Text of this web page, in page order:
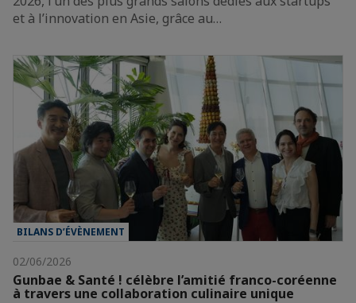
et à l’innovation en Asie, grâce au…
BILANS D’ÉVÈNEMENT
02/06/2026
Gunbae & Santé ! célèbre l’amitié franco-coréenne
à travers une collaboration culinaire unique